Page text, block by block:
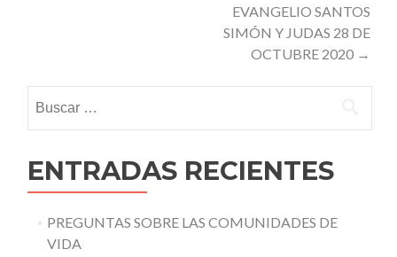
EVANGELIO SANTOS
SIMÓN Y JUDAS 28 DE
OCTUBRE 2020 →
ENTRADAS RECIENTES
PREGUNTAS SOBRE LAS COMUNIDADES DE
VIDA